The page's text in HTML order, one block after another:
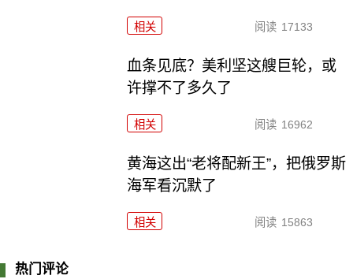
相关 阅读 17133
血条见底？美利坚这艘巨轮，或
许撑不了多久了
相关 阅读 16962
黄海这出“老将配新王”，把俄罗斯
海军看沉默了
相关 阅读 15863
热门评论